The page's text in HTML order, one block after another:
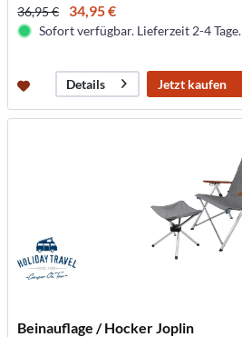
36,95 € 34,95 €
Sofort verfügbar. Lieferzeit 2-4 Tage.
Details Jetzt kaufen
Beinauflage / Hocker Joplin